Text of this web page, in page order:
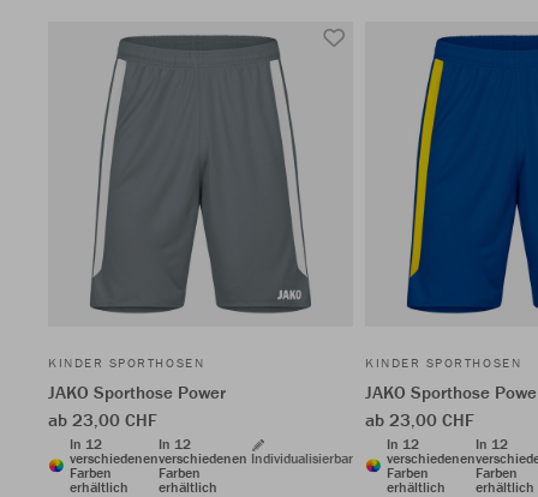
KINDER SPORTHOSEN
JAKO Sporthose Power
ab 23,00 CHF
In 12
verschiedenen
Farben
erhältlich
In 12
verschiedenen
Farben
erhältlich
Individualisierbar
KINDER SPORTHOSEN
JAKO Sporthose
ab 23,00 CHF
In 12
verschiedenen
Farben
erhältlich
In 12
Farben
erhältlich